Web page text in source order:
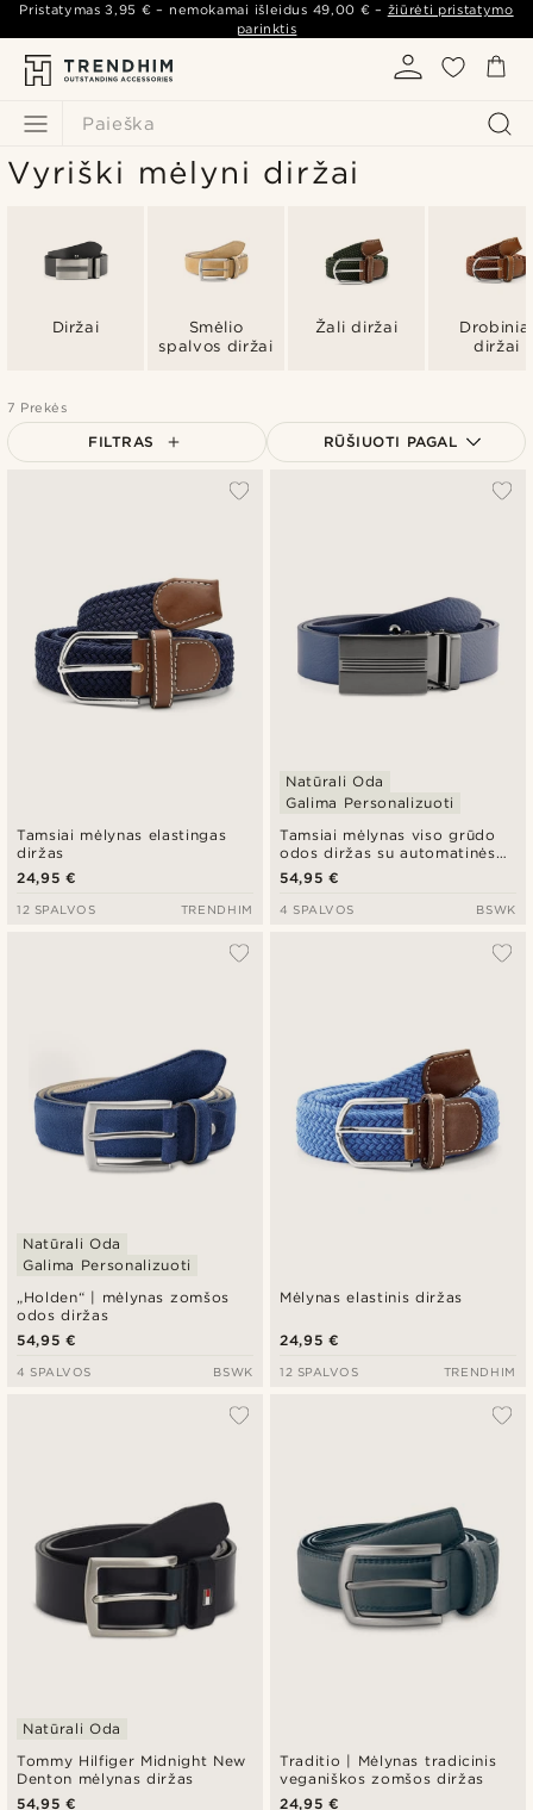
Paieška
Pristatymas3,95 € – nemokamai išleidus 49,00 € – žiūrėti pristatymo
parinktis
Vyriški mėlyni diržai
Diržai
Smėlio
spalvos diržai
Žali diržai
Drobiniai
diržai
7 Prekės
FILTRAS RŪŠIUOTI PAGAL
Tamsiai mėlynas elastingas
diržas
24,95 €
12 SPALVOS TRENDHIM
Tamsiai mėlynas viso grūdo
odos diržas su automatinės
sagtys
Natūrali Oda
Galima Personalizuoti
54,95 €
4 SPALVOS BSWK
„Holden“ | mėlynas zomšos
odos diržas
Natūrali Oda
Galima Personalizuoti
54,95 €
4 SPALVOS BSWK
Mėlynas elastinis diržas
24,95 €
12 SPALVOS TRENDHIM
Tommy Hilfiger Midnight New
Denton mėlynas diržas
Natūrali Oda
54,95 €
Traditio | Mėlynas tradicinis
veganiškos zomšos diržas
24,95 €